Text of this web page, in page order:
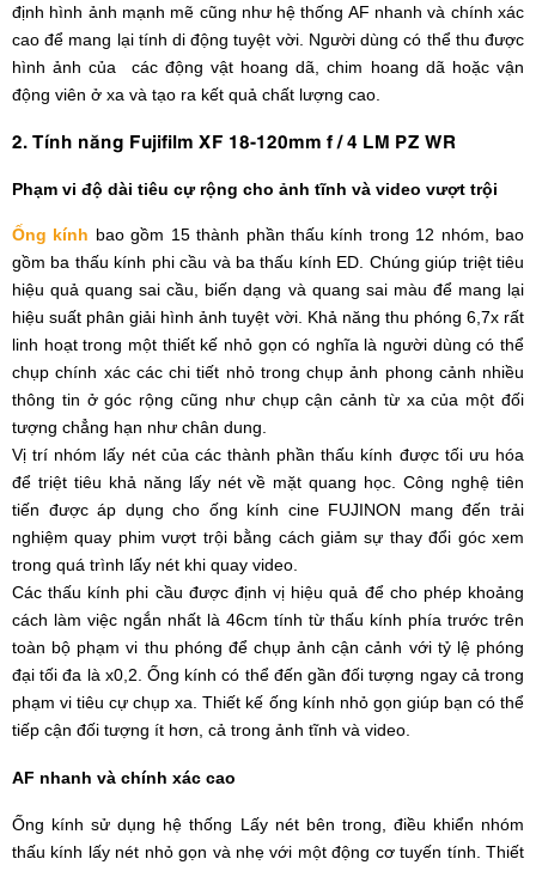
định hình ảnh mạnh mẽ cũng như hệ thống AF nhanh và chính xác
cao để mang lại tính di động tuyệt vời. Người dùng có thể thu được
hình ảnh của các động vật hoang dã, chim hoang dã hoặc vận
động viên ở xa và tạo ra kết quả chất lượng cao.
2. Tính năng Fujifilm XF 18-120mm f / 4 LM PZ WR
Phạm vi độ dài tiêu cự rộng cho ảnh tĩnh và video vượt trội
Ống kính bao gồm 15 thành phần thấu kính trong 12 nhóm, bao
gồm ba thấu kính phi cầu và ba thấu kính ED. Chúng giúp triệt tiêu
hiệu quả quang sai cầu, biến dạng và quang sai màu để mang lại
hiệu suất phân giải hình ảnh tuyệt vời. Khả năng thu phóng 6,7x rất
linh hoạt trong một thiết kế nhỏ gọn có nghĩa là người dùng có thể
chụp chính xác các chi tiết nhỏ trong chụp ảnh phong cảnh nhiều
thông tin ở góc rộng cũng như chụp cận cảnh từ xa của một đối
tượng chẳng hạn như chân dung.
Vị trí nhóm lấy nét của các thành phần thấu kính được tối ưu hóa
để triệt tiêu khả năng lấy nét về mặt quang học. Công nghệ tiên
tiến được áp dụng cho ống kính cine FUJINON mang đến trải
nghiệm quay phim vượt trội bằng cách giảm sự thay đổi góc xem
trong quá trình lấy nét khi quay video.
Các thấu kính phi cầu được định vị hiệu quả để cho phép khoảng
cách làm việc ngắn nhất là 46cm tính từ thấu kính phía trước trên
toàn bộ phạm vi thu phóng để chụp ảnh cận cảnh với tỷ lệ phóng
đại tối đa là x0,2. Ống kính có thể đến gần đối tượng ngay cả trong
phạm vi tiêu cự chụp xa. Thiết kế ống kính nhỏ gọn giúp bạn có thể
tiếp cận đối tượng ít hơn, cả trong ảnh tĩnh và video.
AF nhanh và chính xác cao
Ống kính sử dụng hệ thống Lấy nét bên trong, điều khiển nhóm
thấu kính lấy nét nhỏ gọn và nhẹ với một động cơ tuyến tính. Thiết